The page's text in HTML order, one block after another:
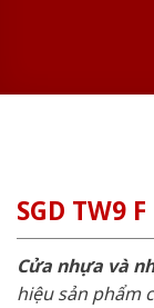
SGD TW9 F
Cửa nhựa và
hiệu sản phẩm